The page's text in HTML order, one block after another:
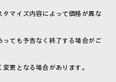
マイズ内容によって価格が異な
ても予告なく終了する場合がご
更となる場合があります。